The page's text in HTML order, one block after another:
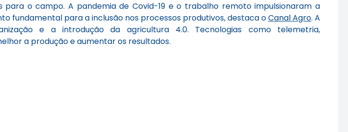
o campo. A pandemia de Covid-19 e o trabalho remoto impulsionaram a
fundamental para a inclusão nos processos produtivos, destaca oCanal Agro. A
e a introdução da agricultura 4.0. Tecnologias como telemetria,
a produção e aumentar os resultados.